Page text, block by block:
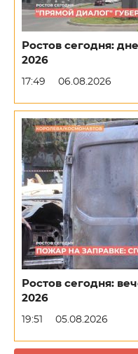
Ростов сегодня:
2026
17:49 06.08.2026
Ростов сегодня:
2026
19:51 05.08.2026